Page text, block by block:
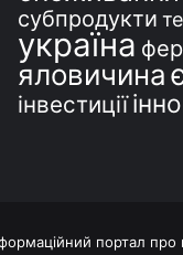
субпродукти
україна
яловичина
інвестиції
портал про